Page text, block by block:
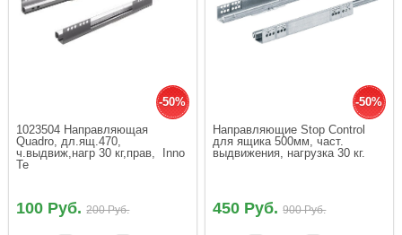
-50%
1023504 Направляющая
Quadro, дл.ящ.470,
ч.выдвиж,нагр 30 кг,прав,  Inno
Te
100 Руб.200 Руб.
-50%
Направляющие Stop Control
для ящика 500мм, част.
выдвижения, нагрузка 30 кг.
450 Руб.900 Руб.